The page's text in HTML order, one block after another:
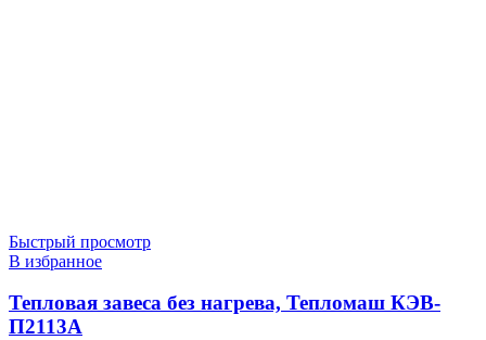
Быстрый просмотр
В избранное
Тепловая завеса без нагрева, Тепломаш КЭВ-
П2113A